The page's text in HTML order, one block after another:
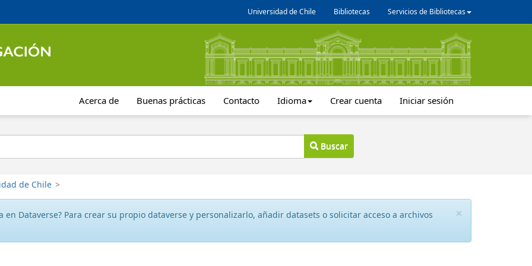
Universidad de Chile Bibliotecas Servicios de Bibliotecas
Acerca de Buenas prácticas Contacto Idioma Crear cuenta Iniciar sesión
Buscar
de Chile >
×
en Dataverse? Para crear su propio dataverse y personalizarlo, añadir datasets o solicitar acceso a archivos